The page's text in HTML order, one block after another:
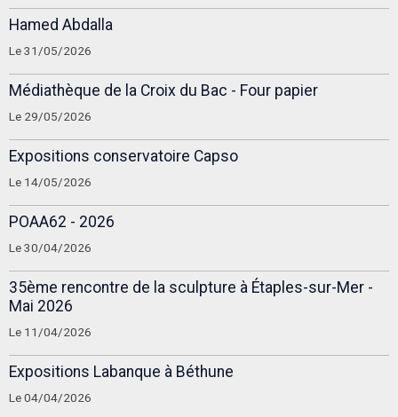
Hamed Abdalla
Le 31/05/2026
Médiathèque de la Croix du Bac - Four papier
Le 29/05/2026
Expositions conservatoire Capso
Le 14/05/2026
POAA62 - 2026
Le 30/04/2026
35ème rencontre de la sculpture à Étaples-sur-Mer -
Mai 2026
Le 11/04/2026
Expositions Labanque à Béthune
Le 04/04/2026